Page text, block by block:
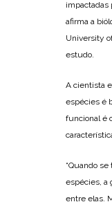
impactadas
afirma a
University
estudo.
A cientista
espécies é
funcional é
“Quando
espécies, a
entre elas.